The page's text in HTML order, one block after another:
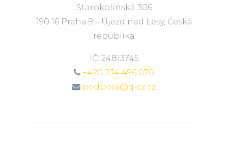
Starokolínská 306
190 16 Praha 9 – Újezd nad Lesy, Česká
republika
IČ: 24813745
+420 234 496 070
podpora@q-cz.cz